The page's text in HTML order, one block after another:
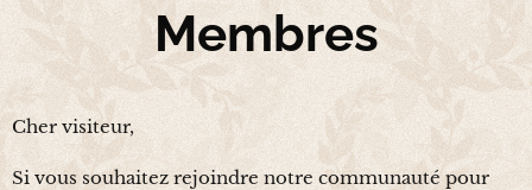
Membres
Cher visiteur,
Si vous souhaitez rejoindre notre communauté pour